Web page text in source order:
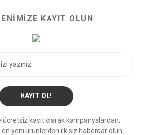
KAYIT OLUN
KAYIT OL!
ücretsiz kayıt olarak kampanyalardan,
yeni ürünlerden ilk siz haberdar olun